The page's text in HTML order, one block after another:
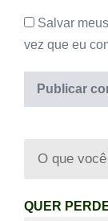
Salvar
vez que eu
QUER